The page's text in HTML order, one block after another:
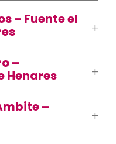
– Fuente el
–
Henares
–